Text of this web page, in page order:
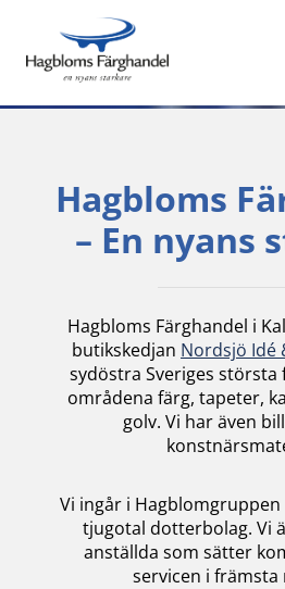
Allt du
att måla och
Hagbloms
– En nyans
Hagbloms Färghandel i
butikskedjan Nordsjö Idé
sydöstra Sveriges största
områdena färg, tapeter,
golv. Vi har även
Vi ingår i
tjugotal dotterbolag. Vi
anställda som sätter
servicen i